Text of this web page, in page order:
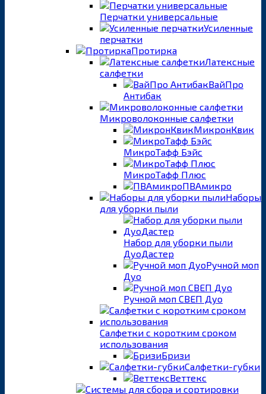
Перчатки универсальные
Усиленные
перчатки
Протирка
Латексные
салфетки
ВайПро
Антибак
Микроволоконные салфетки
МикронКвик
МикроТафф Бэйс
МикроТафф Плюс
ПВАмикро
Наборы
для уборки пыли
Набор для уборки пыли
ДуоДастер
Ручной моп
Дуо
Ручной моп СВЕП Дуо
Салфетки с коротким сроком
использования
Бризи
Салфетки-губки
Веттекс